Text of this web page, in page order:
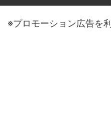
※プロモーション広告を